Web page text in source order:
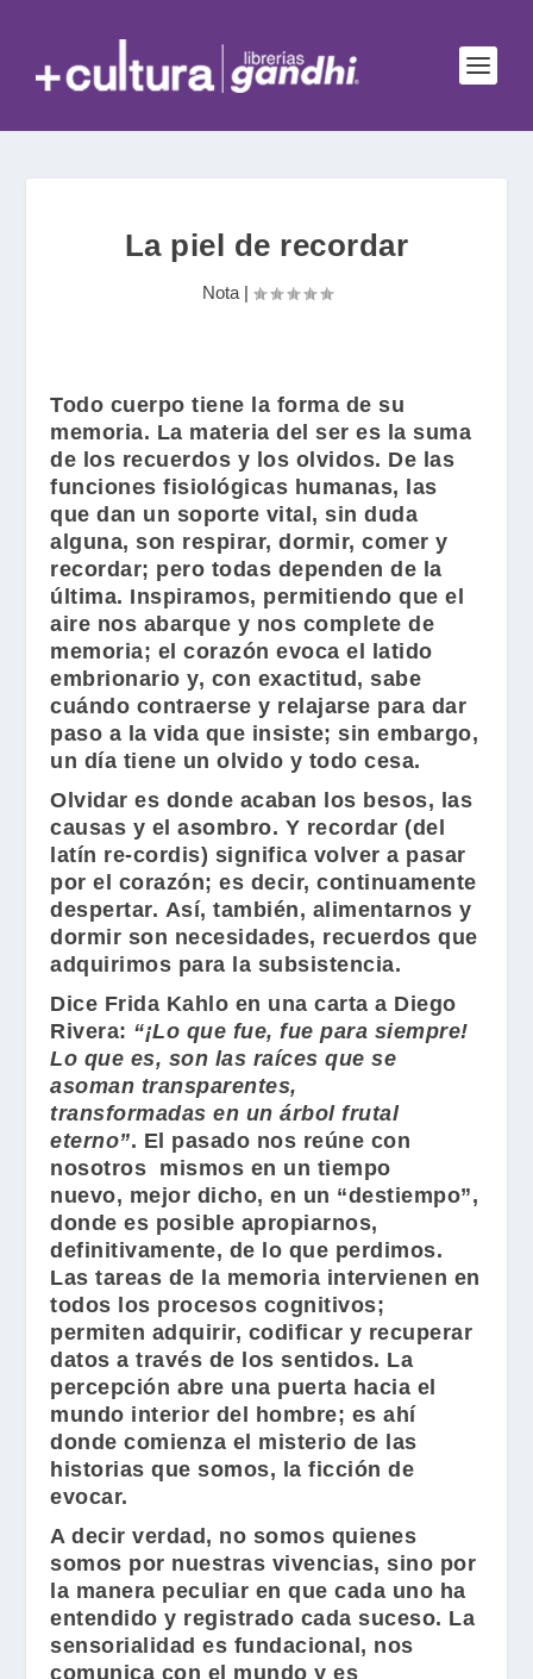
La piel de recordar
Nota|
Todo cuerpo tiene la forma de su
memoria. La materia del ser es la suma
de los recuerdos y los olvidos. De las
funciones fisiológicas humanas, las
que dan un soporte vital, sin duda
alguna, son respirar, dormir, comer y
recordar; pero todas dependen de la
última. Inspiramos, permitiendo que el
aire nos abarque y nos complete de
memoria; el corazón evoca el latido
embrionario y, con exactitud, sabe
cuándo contraerse y relajarse para dar
paso a la vida que insiste; sin embargo,
un día tiene un olvido y todo cesa.
Olvidar es donde acaban los besos, las
causas y el asombro. Y recordar (del
latín re-cordis) significa volver a pasar
por el corazón; es decir, continuamente
despertar. Así, también, alimentarnos y
dormir son necesidades, recuerdos que
adquirimos para la subsistencia.
Dice Frida Kahlo en una carta a Diego
Rivera: “¡Lo que fue, fue para siempre!
Lo que es, son las raíces que se
asoman transparentes,
transformadas en un árbol frutal
eterno”. El pasado nos reúne con
nosotros mismos en un tiempo
nuevo, mejor dicho, en un “destiempo”,
donde es posible apropiarnos,
definitivamente, de lo que perdimos.
Las tareas de la memoria intervienen en
todos los procesos cognitivos;
permiten adquirir, codificar y recuperar
datos a través de los sentidos. La
percepción abre una puerta hacia el
mundo interior del hombre; es ahí
donde comienza el misterio de las
historias que somos, la ficción de
evocar.
A decir verdad, no somos quienes
somos por nuestras vivencias, sino por
la manera peculiar en que cada uno ha
entendido y registrado cada suceso. La
sensorialidad es fundacional, nos
comunica con el mundo y es